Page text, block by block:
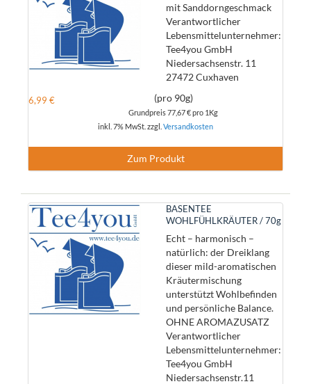
mit Sanddorngeschmack
Verantwortlicher
Lebensmittelunternehmer:
Tee4you GmbH
Niedersachsenstr. 11
27472 Cuxhaven
6,99 € (pro 90g)
Grundpreis77,67 €pro 1Kg
inkl. 7% MwSt. zzgl. Versandkosten
Zum Produkt
BASENTEE
WOHLFÜHLKRÄUTER / 70g
Echt – harmonisch –
natürlich: der Dreiklang
dieser mild-aromatischen
Kräutermischung
unterstützt Wohlbefinden
und persönliche Balance.
OHNE AROMAZUSATZ
Verantwortlicher
Lebensmittelunternehmer:
Tee4you GmbH
Niedersachsenstr.11